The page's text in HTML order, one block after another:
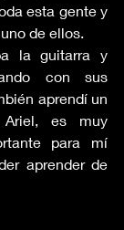
esta gente y
de ellos.
la guitarra y
con sus
aprendí un
es muy
para mí
aprender de